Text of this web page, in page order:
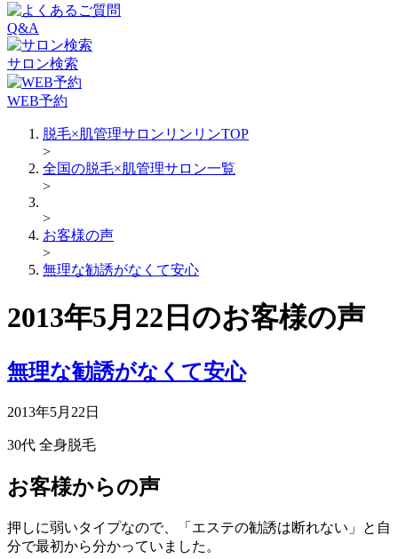
Q&A
サロン検索
WEB予約
脱毛×肌管理サロンリンリンTOP
>
全国の脱毛×肌管理サロン一覧
>
>
お客様の声
>
無理な勧誘がなくて安心
2013年5月22日のお客様の声
無理な勧誘がなくて安心
2013年5月22日
30代 全身脱毛
お客様からの声
押しに弱いタイプなので、「エステの勧誘は断れない」と自
分で最初から分かっていました。